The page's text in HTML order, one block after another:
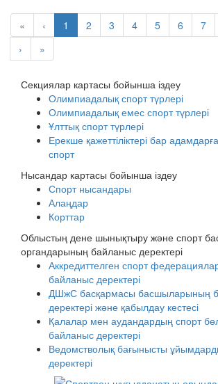
« ‹ 1 2 3 4 5 6 7
›
»
Секциялар картасы бойынша іздеу
Олимпиадалық спорт түрлері
Олимпиадалық емес спорт түрлері
Ұлттық спорт түрлері
Ерекше қажеттіліктері бар
спорт
Нысандар картасы бойынша іздеу
Спорт нысандары
Алаңдар
Корттар
Облыстың дене шынықтыру және спорт
органдарының байланыс деректері
Аккредиттелген спорт
байланыс деректері
ДШжС басқармасы басшыларының
деректері және қабылдау кестесі
Қалалар мен аудандардың спорт
байланыс деректері
Ведомстволық бағынысты
деректері